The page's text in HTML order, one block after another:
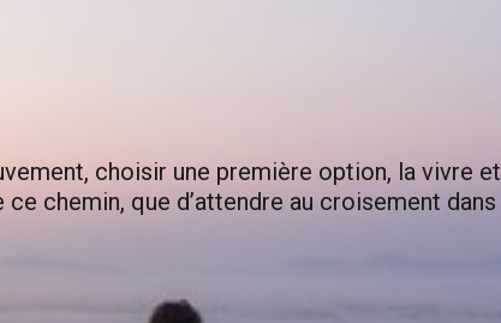
choisir une première option, la vivre et
chemin, que d’attendre au croisement dans